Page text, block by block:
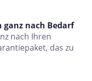
nach Bedarf
nach Ihren
das zu